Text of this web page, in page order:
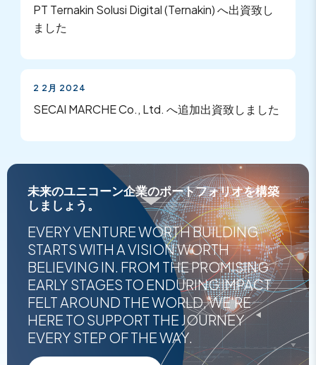
PT Ternakin Solusi Digital (Ternakin) へ出資致し
ました
2 2月 2024
SECAI MARCHE Co., Ltd. へ追加出資致しました
未来のユニコーン企業のポートフォリオを構築
しましょう。
EVERY VENTURE WORTH BUILDING
STARTS WITH A VISION WORTH
BELIEVING IN. FROM THE PROMISING
EARLY STAGES TO ENDURING IMPACT
FELT AROUND THE WORLD, WE'RE
HERE TO SUPPORT THE JOURNEY
EVERY STEP OF THE WAY.